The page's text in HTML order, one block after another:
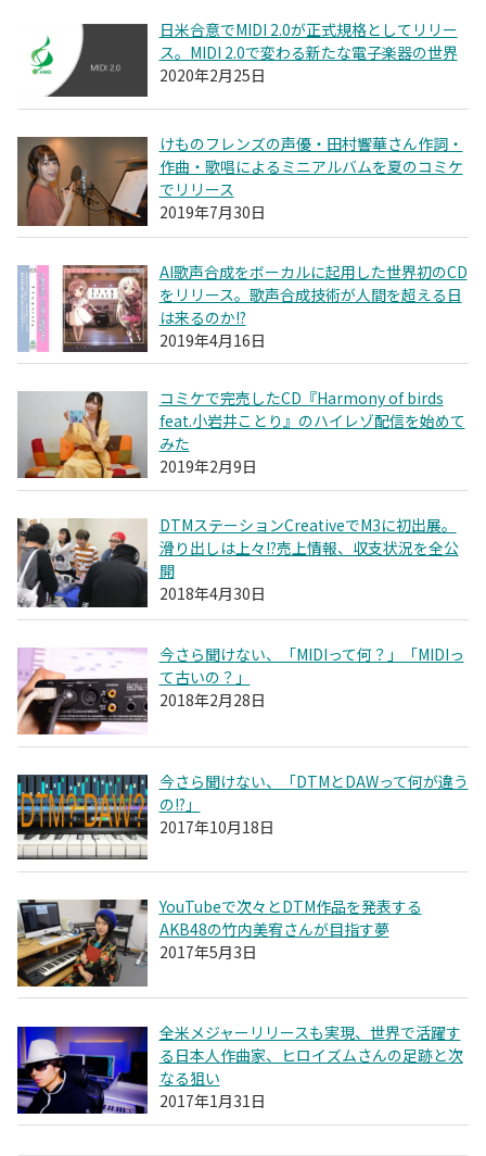
日米合意でMIDI 2.0が正式規格としてリリー
ス。MIDI 2.0で変わる新たな電子楽器の世界
2020年2月25日
けものフレンズの声優・田村響華さん作詞・
作曲・歌唱によるミニアルバムを夏のコミケ
でリリース
2019年7月30日
AI歌声合成をボーカルに起用した世界初のCD
をリリース。歌声合成技術が人間を超える日
は来るのか!?
2019年4月16日
コミケで完売したCD『Harmony of birds
feat.小岩井ことり』のハイレゾ配信を始めて
みた
2019年2月9日
DTMステーションCreativeでM3に初出展。
滑り出しは上々!?売上情報、収支状況を全公
開
2018年4月30日
今さら聞けない、「MIDIって何？」「MIDIっ
て古いの？」
2018年2月28日
今さら聞けない、「DTMとDAWって何が違う
の!?」
2017年10月18日
YouTubeで次々とDTM作品を発表する
AKB48の竹内美宥さんが目指す夢
2017年5月3日
全米メジャーリリースも実現、世界で活躍す
る日本人作曲家、ヒロイズムさんの足跡と次
なる狙い
2017年1月31日